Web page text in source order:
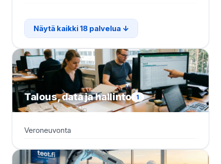
Näytä kaikki 18 palvelua
Talous, data ja hallinto 1
Veroneuvonta